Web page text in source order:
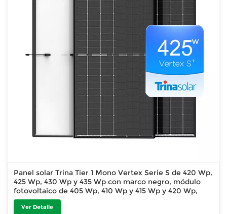
Panel solar Trina Tier 1 Mono Vertex Serie S de 420 Wp,
425 Wp, 430 Wp y 435 Wp con marco negro, módulo
fotovoltaico de 405 Wp, 410 Wp y 415 Wp y 420 Wp,
completamente negro.
Ver Detalle